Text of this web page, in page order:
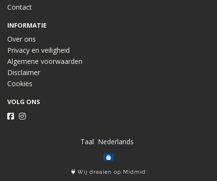
Contact
INFORMATIE
Over ons
Privacy en veiligheid
Algemene voorwaarden
Disclaimer
Cookies
VOLG ONS
Taal
Wij draaien op Midmid